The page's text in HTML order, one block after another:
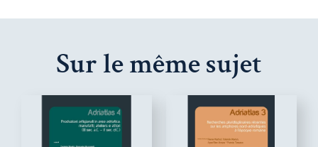
Sur le même sujet